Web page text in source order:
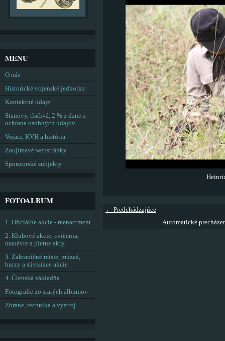
← Predchádzajúce
Automatické
MENU
O nás
Historické vojenské jednotky
Kontaktné údaje
Stanovy, tlačivá, 2 % z dane a
ochrana osobných údajov
Vojaci, KVH a história
Zaujímavé webstránky
Sponzorské subjekty
FOTOALBUM
1. Oficiálne akcie - reenactment
2. Klubové akcie, cvičenia,
manévre a pietne akty
3. Zahraničné misie, múzeá,
burzy a súvisiace akcie
4. Členská základňa
Fotografie zo starých albumov
Zbrane, technika a výstroj